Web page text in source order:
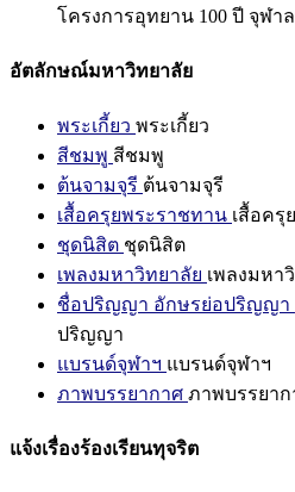
โครงการอุทยาน 100 ปี จุฬ
อัตลักษณ์มหาวิทยาลัย
พระเกี้ยว พระเกี้ยว
สีชมพู สีชมพู
ต้นจามจุรี ต้นจามจุรี
เสื้อครุยพระราชทาน เสื้อครุ
ชุดนิสิต ชุดนิสิต
เพลงมหาวิทยาลัย เพลงมหา
ชื่อปริญญา อักษรย่อปริญญา
ปริญญา
แบรนด์จุฬาฯ แบรนด์จุฬาฯ
ภาพบรรยากาศ ภาพบรรยาก
แจ้งเรื่องร้องเรียนทุจริต